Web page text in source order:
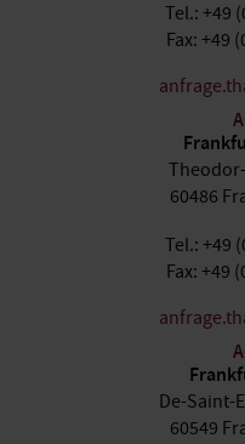
Tel.: +49
Fax: +49
60486
Tel.: +49
Fax: +49
De-Saint-
60549